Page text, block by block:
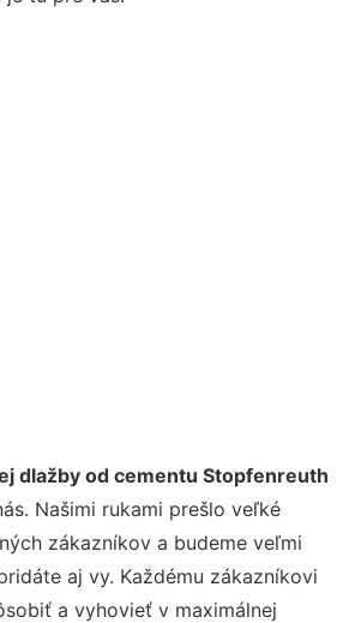
dlažby od cementu Stopfenreuth
Našimi rukami prešlo veľké
zákazníkov a budeme veľmi
aj vy. Každému zákazníkovi
a vyhovieť v maximálnej